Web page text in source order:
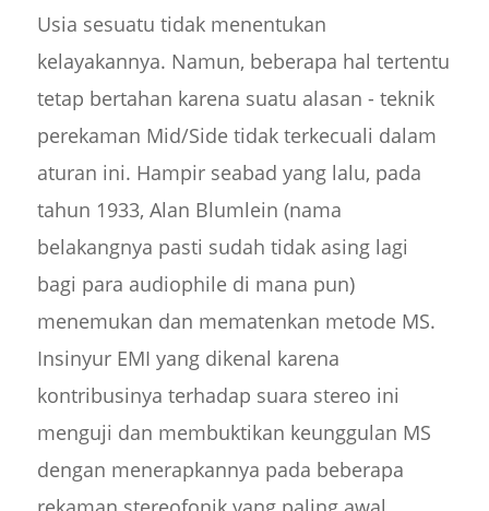
Usia sesuatu tidak menentukan
kelayakannya. Namun, beberapa hal tertentu
tetap bertahan karena suatu alasan - teknik
perekaman Mid/Side tidak terkecuali dalam
aturan ini. Hampir seabad yang lalu, pada
tahun 1933, Alan Blumlein (nama
belakangnya pasti sudah tidak asing lagi
bagi para audiophile di mana pun)
menemukan dan mematenkan metode MS.
Insinyur EMI yang dikenal karena
kontribusinya terhadap suara stereo ini
menguji dan membuktikan keunggulan MS
dengan menerapkannya pada beberapa